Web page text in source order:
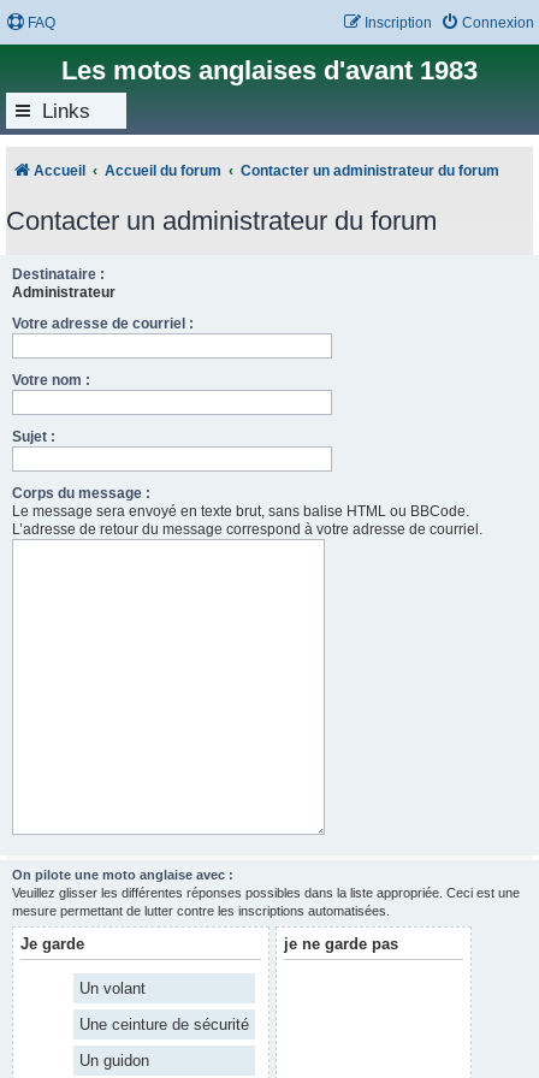
FAQ Connexion
Inscription
Les motos anglaises d'avant 1983
Links
Accueil Accueil du forum Contacter un administrateur du forum
Contacter un administrateur du forum
Destinataire :
Administrateur
Votre adresse de courriel :
Votre nom :
Sujet :
Corps du message :
Le message sera envoyé en texte brut, sans balise HTML ou BBCode.
L’adresse de retour du message correspond à votre adresse de courriel.
On pilote une moto anglaise avec :
Veuillez glisser les différentes réponses possibles dans la liste appropriée. Ceci est une
mesure permettant de lutter contre les inscriptions automatisées.
Je garde
Un volant
Une ceinture de sécurité
Un guidon
je ne garde pas